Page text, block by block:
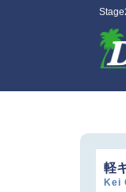
軽
Kei